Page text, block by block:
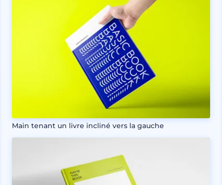
Main tenant un livre incliné vers la gauche